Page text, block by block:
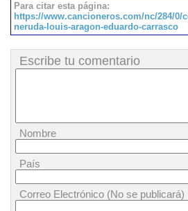
Para citar esta página:
https://www.cancioneros.com/nc/284/0/
neruda-louis-aragon-eduardo-carrasco
Escribe tu comentario
Nombre
País
Correo Electrónico (No se publicará)